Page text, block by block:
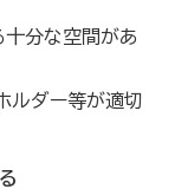
十分な空間があ
ルダー等が適切